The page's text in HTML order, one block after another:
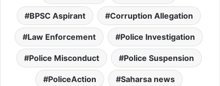
BPSC Aspirant Corruption Allegation
Law Enforcement Police Investigation
Police Misconduct Police Suspension
PoliceAction Saharsa news